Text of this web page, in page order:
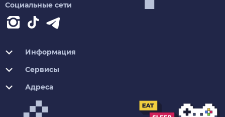
Социальные сети
Информация
Сервисы
Адреса